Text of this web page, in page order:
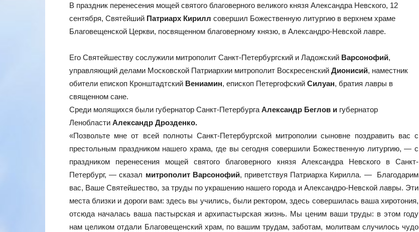
В праздник перенесения мощей святого благоверного великого князя Александра Невского, 12
сентября, Святейший Патриарх Кирилл совершил Божественную литургию в верхнем храме
Благовещенской Церкви, посвященном благоверному князю, в Александро-Невской лавре.
Его Святейшеству сослужили митрополит Санкт-Петербургский и Ладожский Варсонофий,
управляющий делами Московской Патриархии митрополит Воскресенский Дионисий, наместник
обители епископ Кронштадтский Вениамин, епископ Петергофский Силуан, братия лавры в
священном сане.
Среди молящихся были губернатор Санкт-Петербурга Александр Беглов и губернатор
Ленобласти Александр Дрозденко.
«Позвольте мне от всей полноты Санкт-Петербургской митрополии сыновне поздравить вас с
престольным праздником нашего храма, где вы сегодня совершили Божественную литургию, — с
праздником перенесения мощей святого благоверного князя Александра Невского в Санкт-
Петербург, — сказал митрополит Варсонофий, приветствуя Патриарха Кирилла. — Благодарим
вас, Ваше Святейшество, за труды по украшению нашего города и Александро-Невской лавры. Эти
места близки и дороги вам: здесь вы учились, были ректором, здесь совершилась ваша хиротония,
отсюда началась ваша пастырская и архипастырская жизнь. Мы ценим ваши труды: в этом году
нам целиком отдали Благовещенский храм, по вашим трудам, заботам, молитвам случилось чудо